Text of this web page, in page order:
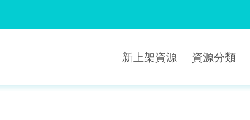
新上架資源 資源分類